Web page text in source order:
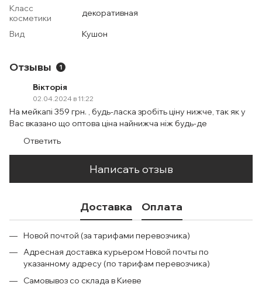
Класс
косметики
декоративная
Вид
Кушон
Отзывы 1
Вікторія
02.04.2024 в 11:22
На мейкапі 359 грн. , будь-ласка зробіть ціну нижче, так як у
Вас вказано що оптова ціна найнижча ніж будь-де
Ответить
Написать отзыв
Доставка Оплата
Новой почтой (за тарифами перевозчика)
Адресная доставка курьером Новой почты по
указанному адресу (по тарифам перевозчика)
Самовывоз со склада в Киеве